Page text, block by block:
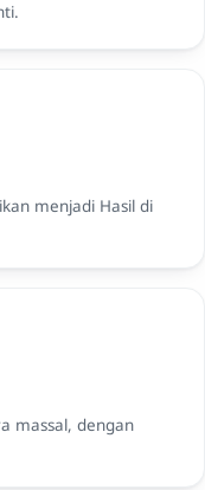
menjadi Hasil di
massal, dengan